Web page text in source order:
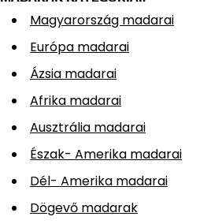
Magyarország madarai
Európa madarai
Ázsia madarai
Afrika madarai
Ausztrália madarai
Észak- Amerika madarai
Dél- Amerika madarai
Dögevő madarak